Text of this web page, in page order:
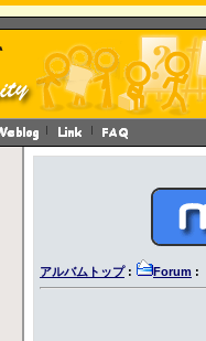
アルバムトップ: Forum :